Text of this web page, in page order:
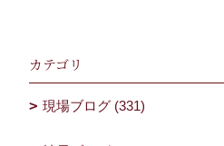
カテゴリ
現場ブログ (331)